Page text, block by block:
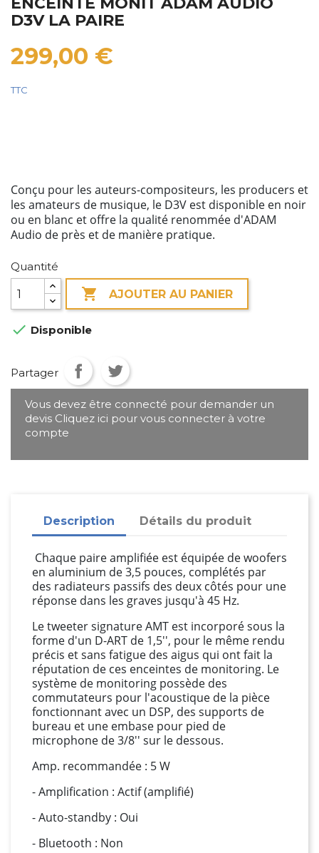
D3V LA PAIRE
299,00 €
TTC
Conçu pour les auteurs-compositeurs, les producers et
les amateurs de musique, le D3V est disponible en noir
ou en blanc et offre la qualité renommée d'ADAM
Audio de près et de manière pratique.
Quantité
 AJOUTER AU PANIER
 Disponible
Partager
Vous devez être connecté pour demander un
devis Cliquez ici pour vous connecter à votre
compte
Description Détails du produit
Chaque paire amplifiée est équipée de woofers
en aluminium de 3,5 pouces, complétés par
des radiateurs passifs des deux côtés pour une
réponse dans les graves jusqu'à 45 Hz.
Le tweeter signature AMT est incorporé sous la
forme d'un D-ART de 1,5'', pour le même rendu
précis et sans fatigue des aigus qui ont fait la
réputation de ces enceintes de monitoring. Le
système de monitoring possède des
commutateurs pour l'acoustique de la pièce
fonctionnant avec un DSP, des supports de
bureau et une embase pour pied de
microphone de 3/8'' sur le dessous.
Amp. recommandée : 5 W
- Amplification : Actif (amplifié)
- Auto-standby : Oui
- Bluetooth : Non